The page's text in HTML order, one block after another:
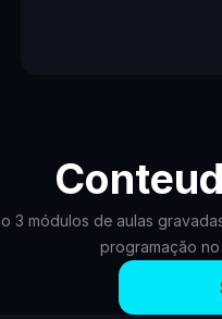
3 módulos de aulas
programação